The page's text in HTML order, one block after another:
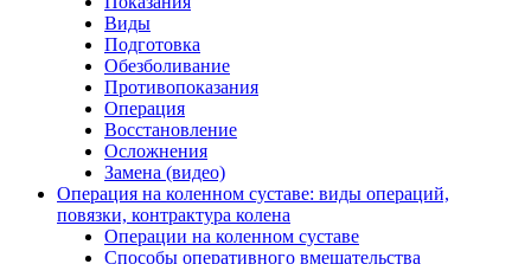
Виды
Подготовка
Обезболивание
Противопоказания
Операция
Восстановление
Осложнения
Замена (видео)
Операция на коленном суставе: виды операций,
повязки, контрактура колена
Операции на коленном суставе
Способы оперативного вмешательства